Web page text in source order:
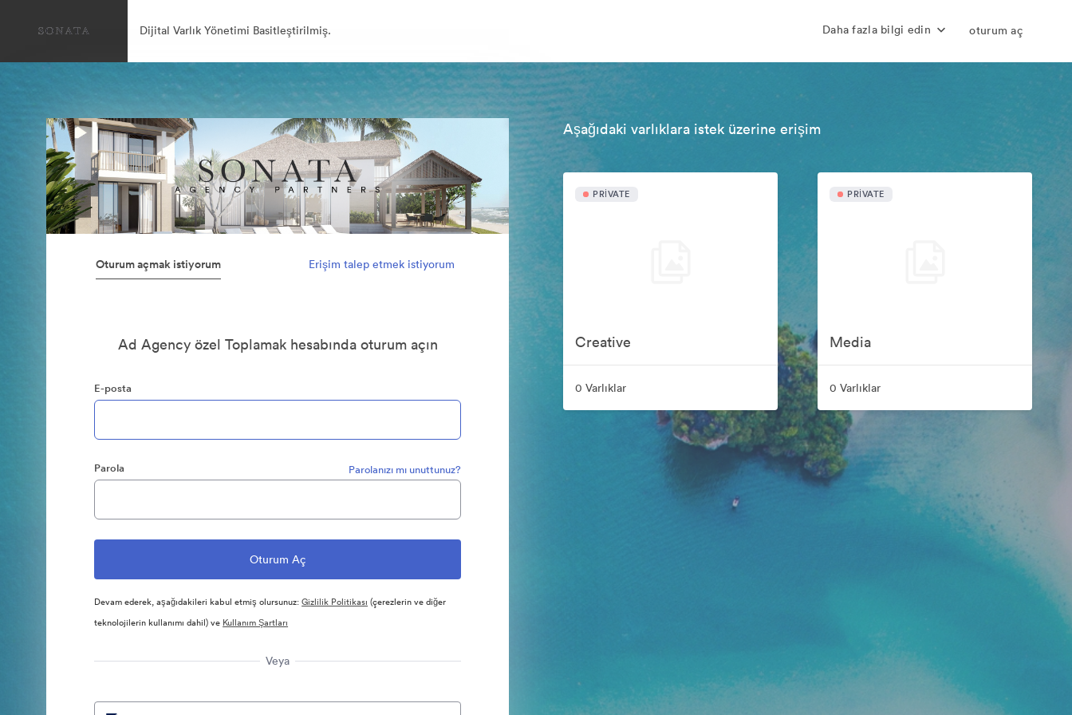
Dijital Varlık Yönetimi Basitleştirilmiş. Daha fazla bilgi edin oturum aç
Oturum açmak istiyorum Erişim talep etmek istiyorum
Ad Agency özel Toplamak hesabında oturum açın
E-posta
Parola Parolanızı mı unuttunuz?
Devam ederek, aşağıdakileri kabul etmiş olursunuz:Gizlilik Politikası (çerezlerin ve diğer
teknolojilerin kullanımı dahil) ve Kullanım Şartları
Veya
Aşağıdaki varlıklara istek üzerine erişim
PRIVATE
Creative
0 Varlıklar
PRIVATE
Media
0 Varlıklar